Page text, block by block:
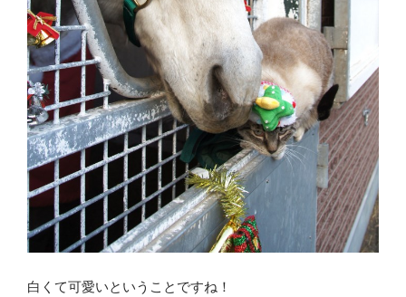
白くて可愛いということですね！